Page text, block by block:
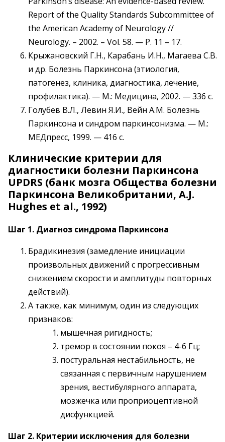
Report of the Quality Standards Subcommittee of
the American Academy of Neurology //
Neurology. – 2002. – Vol. 58. — P. 11 – 17.
Крыжановский Г.Н., Карабань И.Н., Магаева С.В.
и др. Болезнь Паркинсона (этиология,
патогенез, клиника, диагностика, лечение,
профилактика). — М.: Медицина, 2002. — 336 с.
Голубев В.Л., Левин Я.И., Вейн А.М. Болезнь
Паркинсона и синдром паркинсонизма. — М.:
МЕДпресс, 1999. — 416 с.
Клинические критерии для
диагностики болезни Паркинсона
UPDRS (банк мозга Общества болезни
Паркинсона Великобритании, A.J.
Hughes et al., 1992)
Шаг 1. Диагноз синдрома Паркинсона
Брадикинезия (замедление инициации
произвольных движений с прогрессивным
снижением скорости и амплитуды повторных
действий).
А также, как минимум, один из следующих
признаков:
мышечная ригидность;
тремор в состоянии покоя – 4-6 Гц;
постуральная нестабильность, не
связанная с первичным нарушением
зрения, вестибулярного аппарата,
мозжечка или проприоцептивной
дисфункцией.
Шаг 2. Критерии исключения для болезни